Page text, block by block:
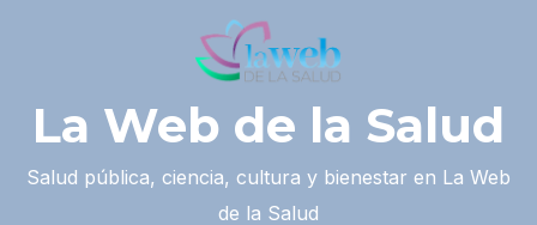
La Web de la Salud
Salud pública, ciencia, cultura y bienestar en La Web
de la Salud